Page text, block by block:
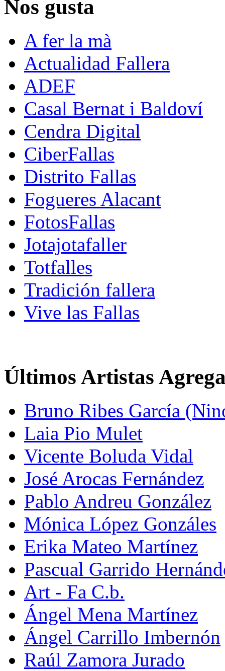
Nos gusta
A fer la mà
Actualidad Fallera
ADEF
Casal Bernat i Baldoví
Cendra Digital
CiberFallas
Distrito Fallas
Fogueres Alacant
FotosFallas
Jotajotafaller
Totfalles
Tradición fallera
Vive las Fallas
Últimos Artistas
Bruno Ribes García
Laia Pio Mulet
Vicente Boluda Vidal
José Arocas Fernández
Pablo Andreu González
Mónica López Gonzáles
Erika Mateo Martínez
Pascual Garrido
Art - Fa C.b.
Ángel Mena Martínez
Ángel Carrillo Imbernón
Raúl Zamora Jurado